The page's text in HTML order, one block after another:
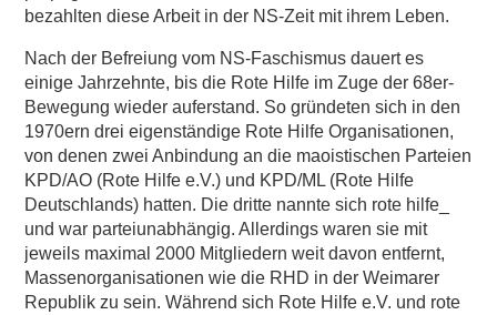
bezahlten diese Arbeit in der NS-Zeit mit ihrem Leben.
Nach der Befreiung vom NS-Faschismus dauert es
einige Jahrzehnte, bis die Rote Hilfe im Zuge der 68er-
Bewegung wieder auferstand. So gründeten sich in den
1970ern drei eigenständige Rote Hilfe Organisationen,
von denen zwei Anbindung an die maoistischen Parteien
KPD/AO (Rote Hilfe e.V.) und KPD/ML (Rote Hilfe
Deutschlands) hatten. Die dritte nannte sich rote hilfe_
und war parteiunabhängig. Allerdings waren sie mit
jeweils maximal 2000 Mitgliedern weit davon entfernt,
Massenorganisationen wie die RHD in der Weimarer
Republik zu sein. Während sich Rote Hilfe e.V. und rote